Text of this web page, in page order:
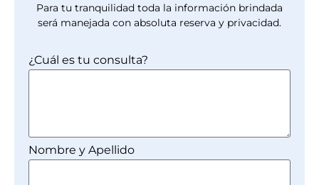
Para tu tranquilidad toda la información brindada
será manejada con absoluta reserva y privacidad.
¿Cuál es tu consulta?
Nombre y Apellido